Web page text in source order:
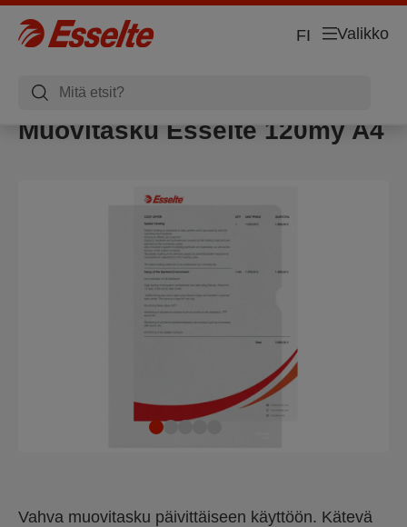
Valikko
FI
Muovitasku Esselte 120my A4
Vahva muovitasku päivittäiseen käyttöön. Kätevä